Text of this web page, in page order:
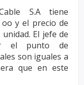
S.A tiene
oo y el precio de
El jefe de
el punto de
son iguales a
que en este